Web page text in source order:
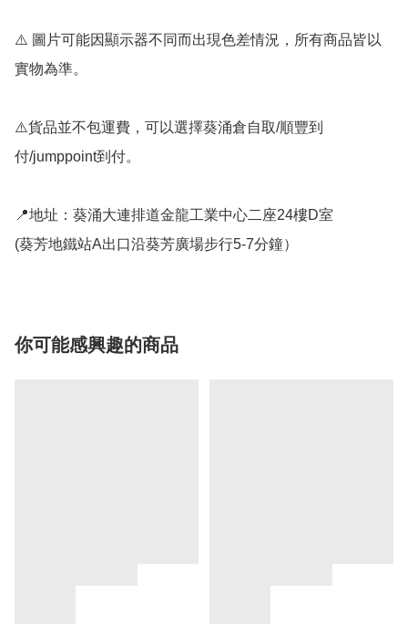
⚠️ 圖片可能因顯示器不同而出現色差情況，所有商品皆以
實物為準。
⚠️貨品並不包運費，可以選擇葵涌倉自取/順豐到
付/jumppoint到付。
📍地址：葵涌大連排道金龍工業中心二座24樓D室
(葵芳地鐵站A出口沿葵芳廣場步行5-7分鐘）
你可能感興趣的商品